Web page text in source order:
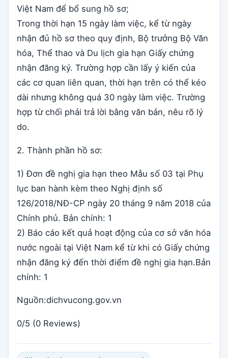
Việt Nam để bổ sung hồ sơ;
Trong thời hạn 15 ngày làm việc, kể từ ngày
nhận đủ hồ sơ theo quy định, Bộ trưởng Bộ Văn
hóa, Thể thao và Du lịch gia hạn Giấy chứng
nhận đăng ký. Trường hợp cần lấy ý kiến của
các cơ quan liên quan, thời hạn trên có thể kéo
dài nhưng không quá 30 ngày làm việc. Trường
hợp từ chối phải trả lời bằng văn bản, nêu rõ lý
do.
2. Thành phần hồ sơ:
1) Đơn đề nghị gia hạn theo Mẫu số 03 tại Phụ
lục ban hành kèm theo Nghị định số
126/2018/NĐ-CP ngày 20 tháng 9 năm 2018 của
Chính phủ. Bản chính: 1
2) Báo cáo kết quả hoạt động của cơ sở văn hóa
nước ngoài tại Việt Nam kể từ khi có Giấy chứng
nhận đăng ký đến thời điểm đề nghị gia hạn.Bản
chính: 1
Nguồn:dichvucong.gov.vn
0/5 (0 Reviews)